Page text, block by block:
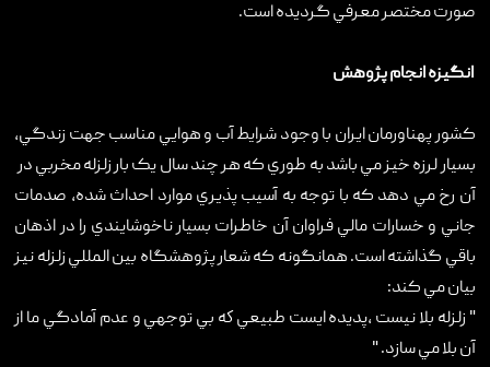
صورت مختصر معرفي گرديده است.
انگيزه انجام پژوهش
کشور پهناورمان ايران با وجود شرايط آب و هوايي مناسب جهت زندگي،
بسيار لرزه خيز مي باشد به طوري که هر چند سال يک بار زلزله مخربي در
آن رخ مي دهد که با توجه به آسيب پذيري موارد احداث شده، صدمات
جاني و خسارات مالي فراوان آن خاطرات بسيار ناخوشايندي را در اذهان
باقي گذاشته است. همانگونه که شعار پژوهشگاه بين المللي زلزله نيز
بيان مي کند:
" زلزله بلا نيست ،پديده ايست طبيعي كه بي توجهي و عدم آمادگي ما از
آن بلا مي سازد. "